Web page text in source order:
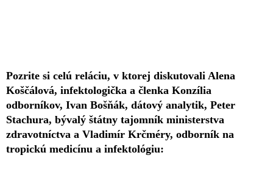
Pozrite si celú reláciu, v ktorej diskutovali Alena
Koščálová, infektologička a členka Konzília
odborníkov, Ivan Bošňák, dátový analytik, Peter
Stachura, bývalý štátny tajomník ministerstva
zdravotníctva a Vladimír Krčméry, odborník na
tropickú medicínu a infektológiu: